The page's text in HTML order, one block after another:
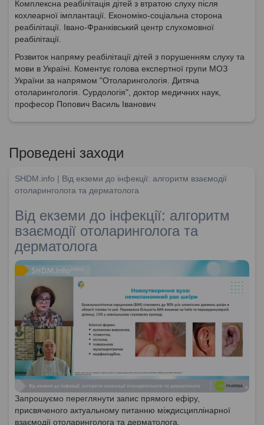
Комплексна реабілітація дітей з втратою слуху після
кохлеарної імплантації. Економіко-соціальна сторона
реабілітації. Івано-Франківський центр слухомовної
реабілітації.
Розвиток напряму реабілітації дітей з порушенням слуху та
мови в Україні. Коментує голова експертної групи МОЗ
України за напрямом "Отоларингологія. Дитяча
отоларингологія. Сурдологія", доктор медичних наук,
професор Попович Василь Іванович
Проведені заходи
SHDM.info | Від екземи до інфекції: алгоритм взаємодії
отоларинголога та дерматолога
Від екземи до інфекції: алгоритм
взаємодії отоларинголога та
дерматолога
Запрошуємо переглянути запис прямого ефіру,
присвяченого актуальному питанню міждисциплінарної
взаємодії отоларинголога та дерматолога.